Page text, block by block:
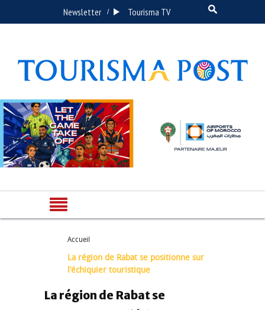
Newsletter / Tourisma TV
Accueil
La région de Rabat se positionne sur
l’échiquier touristique
La région de Rabat se